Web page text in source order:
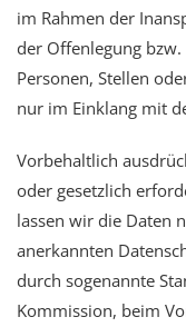
im Rahmen der
der Offenlegung
Personen, Stellen
nur im Einklang mit
Vorbehaltlich
oder gesetzlich
lassen wir die Daten
anerkannten
durch sogenannte
Kommission, beim